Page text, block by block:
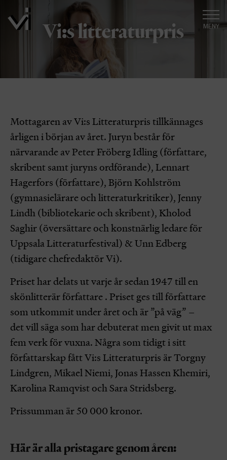
MENY
Vi:s litteraturpris
Mottagaren av Vi:s Litteraturpris tillkännages
årligen i början av året. Juryn består för
närvarande av Peter Fröberg Idling (författare,
skribent samt juryns ordförande), Lennart
Hagerfors (författare), Björn Kohlström
(gymnasielärare och litteraturkritiker), Jenny
Lindh (bibliotekarie och skribent), Kholod
Saghir (översättare och konstnärlig ledare för
Uppsala Litteraturfestival) & Unn Edberg
(tidigare chefredaktör Vi).
Priset har delats ut varje år sedan 1947 till en
skönlitterär författare . Priset ges till författare
som utkommit under året och är ”på väg” –
det vill säga som har debuterat men givit ut max
fem verk för vuxna. Några som tidigt i sitt
författarskap fått Vi:s Litteraturpris är Torgny
Lindgren, Mikael Niemi, Jonas Hassen Khemiri,
Karolina Ramqvist och Sara Stridsberg.
Prissumman är 50 000 kronor.
Här är alla pristagare genom åren: